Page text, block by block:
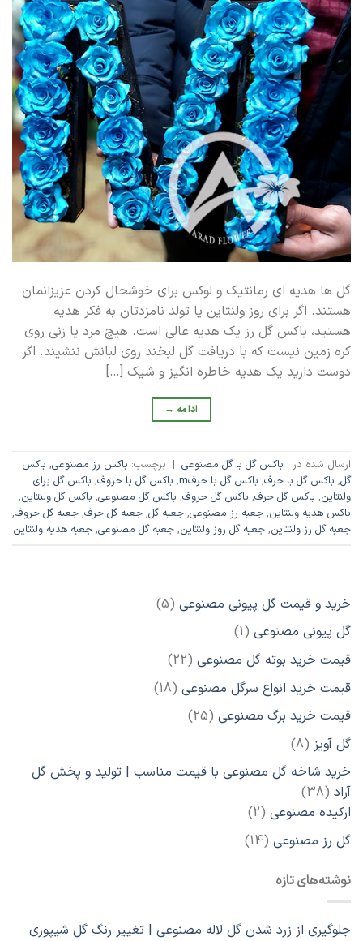
گل ها هدیه ای رمانتیک و لوکس برای خوشحال کردن عزیزانمان
هستند. اگر برای روز ولنتاین یا تولد نامزدتان به فکر هدیه
هستید، باکس گل رز یک هدیه عالی است. هیچ مرد یا زنی روی
کره زمین نیست که با دریافت گل لبخند روی لبانش ننشیند. اگر
دوست دارید یک هدیه خاطره انگیز و شیک […]
ادامه →
ارسال شده در : باکس گل با گل مصنوعی | برچسب: باکس رز مصنوعی, باکس
گل, باکس گل با حرف, باکس گل با حرفm , باکس گل با حروف, باکس گل برای
ولنتاین, باکس گل حرف, باکس گل حروف, باکس گل مصنوعی, باکس گل ولنتاین,
باکس هدیه ولنتاین, جعبه رز مصنوعی, جعبه گل, جعبه گل حرف, جعبه گل حروف,
جعبه گل رز ولنتاین, جعبه گل روز ولنتاین, جعبه گل مصنوعی, جعبه هدیه ولنتاین
خرید و قیمت گل پیونی مصنوعی 5
5
گل پیونی مصنوعی 1
1
محصول
قیمت خرید بوته گل مصنوعی 22
22
محصول قیمت خرید انواع سرگل مصنوعی 18
18
قیمت خرید برگ مصنوعی 25
25
گل آویز 8
8
محصول
خرید شاخه گل مصنوعی با قیمت مناسب | تولید و پخش گل
آراد 38
38
محصول
ارکیده مصنوعی 2
2
محصول
گل رز مصنوعی 14
14
نوشته‌های تازه
جلوگیری از زرد شدن گل لاله مصنوعی | تغییر رنگ گل شیپوری